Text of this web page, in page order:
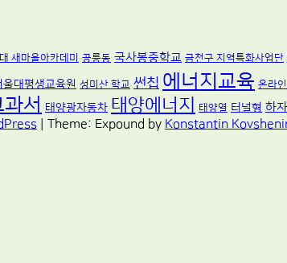
새마을아카데미 공릉동 국사봉중학교 금천구 지역특화사업단
울대평생교육원 성미산 학교 썬칩 에너지교육 온라
서 태양광자동차 태양에너지 태양열 터널형 하
Theme: Expound by Konstantin